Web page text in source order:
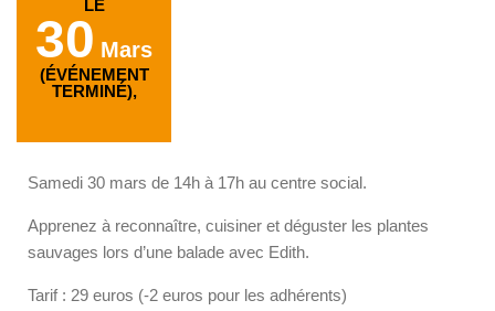
LE
30 Mars
(ÉVÉNEMENT
TERMINÉ),
Samedi 30 mars de 14h à 17h au centre social.
Apprenez à reconnaître, cuisiner et déguster les plantes
sauvages lors d’une balade avec Edith.
Tarif : 29 euros (-2 euros pour les adhérents)